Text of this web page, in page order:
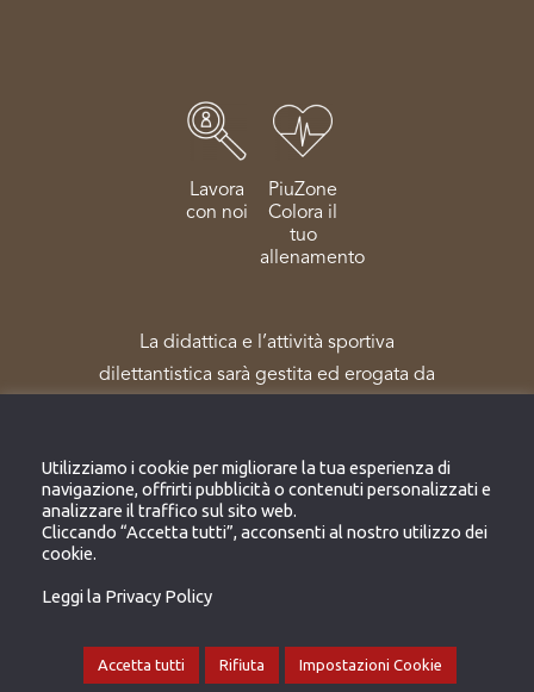
Lavora
con noi
PiuZone
Colora il
tuo
allenamento
La didattica e l’attività sportiva
dilettantistica sarà gestita ed erogata da
172303
SITO WEB PER LA PROPAGANDA
DILETTANTISTICA
Utilizziamo i cookie per migliorare la tua esperienza di
navigazione, offrirti pubblicità o contenuti personalizzati e
analizzare il traffico sul sito web.
Cliccando “Accetta tutti”, acconsenti al nostro utilizzo dei
cookie.
Leggi la Privacy Policy
Accetta tutti Rifiuta Impostazioni Cookie